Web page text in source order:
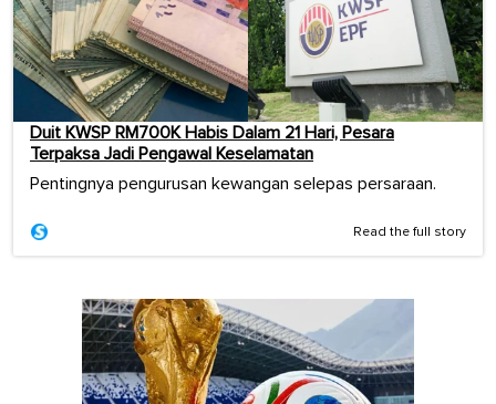
Duit KWSP RM700K Habis Dalam 21 Hari, Pesara
Terpaksa Jadi Pengawal Keselamatan
Pentingnya pengurusan kewangan selepas persaraan.
Read the full story